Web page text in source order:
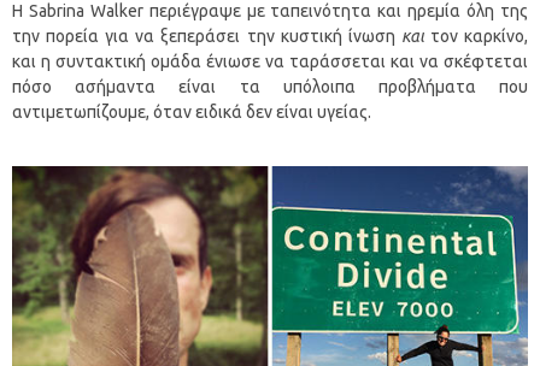
Η Sabrina Walker περιέγραψε με ταπεινότητα και ηρεμία όλη της
την πορεία για να ξεπεράσει την κυστική ίνωση καιτον καρκίνο,
και η συντακτική ομάδα ένιωσε να ταράσσεται και να σκέφτεται
πόσο ασήμαντα είναι τα υπόλοιπα προβλήματα που
αντιμετωπίζουμε, όταν ειδικά δεν είναι υγείας.